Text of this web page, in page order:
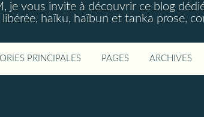
je vous invite à découvrir ce blog
libérée, haïku, haïbun et tanka prose,
PRINCIPALES PAGES ARCHIVES